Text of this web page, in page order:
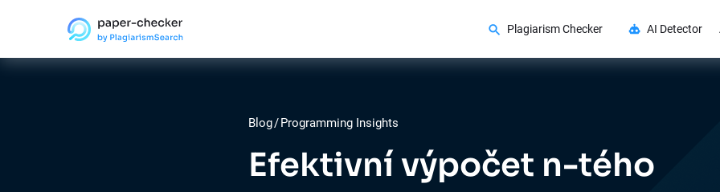
Plagiarism Checker AI Detector
Blog/Programming Insights
Efektivní výpočet n-tého